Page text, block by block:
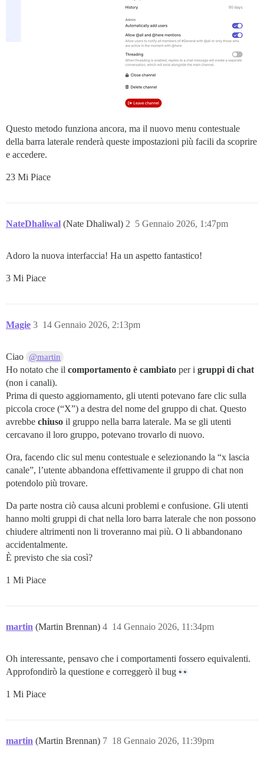
Questo metodo funziona ancora, ma il nuovo menu contestuale
della barra laterale renderà queste impostazioni più facili da scoprire
e accedere.
23 Mi Piace
NateDhaliwal (Nate Dhaliwal) 5 Gennaio 2026, 1:47pm
2
Adoro la nuova interfaccia! Ha un aspetto fantastico!
3 Mi Piace
Magie 14 Gennaio 2026, 2:13pm
3
Ciao @martin
Ho notato che il comportamento è cambiato per i gruppi di chat
(non i canali).
Prima di questo aggiornamento, gli utenti potevano fare clic sulla
piccola croce (“X”) a destra del nome del gruppo di chat. Questo
avrebbe chiuso il gruppo nella barra laterale. Ma se gli utenti
cercavano il loro gruppo, potevano trovarlo di nuovo.
Ora, facendo clic sul menu contestuale e selezionando la “x lascia
canale”, l’utente abbandona effettivamente il gruppo di chat non
potendolo più trovare.
Da parte nostra ciò causa alcuni problemi e confusione. Gli utenti
hanno molti gruppi di chat nella loro barra laterale che non possono
chiudere altrimenti non li troveranno mai più. O li abbandonano
accidentalmente.
È previsto che sia così?
1 Mi Piace
martin (Martin Brennan) 14 Gennaio 2026, 11:34pm
4
Oh interessante, pensavo che i comportamenti fossero equivalenti.
Approfondirò la questione e correggerò il bug
1 Mi Piace
martin (Martin Brennan) 18 Gennaio 2026, 11:39pm
7